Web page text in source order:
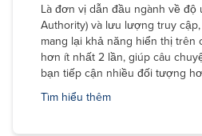
Là đơn vị dẫn đầu ngành về độ
Authority) và lưu lượng truy
mang lại khả năng hiển thị trên
hơn ít nhất 2 lần, giúp câu
bạn tiếp cận nhiều đối tượng
Tìm hiểu thêm